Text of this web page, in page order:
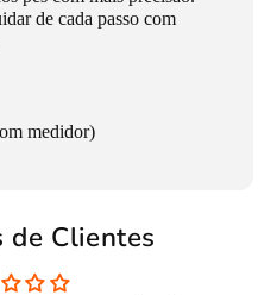
de cada passo com
medidor)
de Clientes